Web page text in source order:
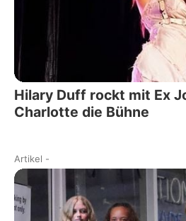
Hilary Duff rockt mit Ex
Charlotte die Bühne
Artikel -